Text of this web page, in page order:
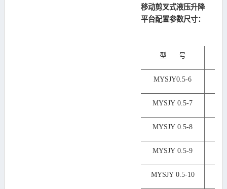
移动剪叉式液压升降
平台配置参数尺寸：
型 号
MYSJY0.5-6
MYSJY 0.5-7
MYSJY 0.5-8
MYSJY 0.5-9
MYSJY 0.5-10